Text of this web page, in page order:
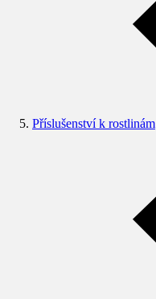
Příslušenství k rostlinám